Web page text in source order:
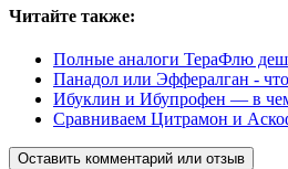
Читайте также:
Полные аналоги ТераФлю
Панадол или Эффералган -
Ибуклин и Ибупрофен — в
Сравниваем Цитрамон и
Оставить комментарий или отзыв